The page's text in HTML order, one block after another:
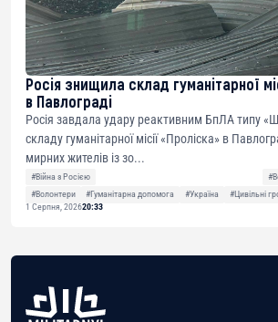
Росія знищила склад гуманітарної
в Павлограді
Росія завдала удару реактивним БпЛА типу
складу гуманітарної місії «Проліска» в
мирних жителів із зо...
#Війна з Росією
#Волонтери
#Гуманітарна допомога #Україна
#Цивільні
1 Серпня, 202620:33